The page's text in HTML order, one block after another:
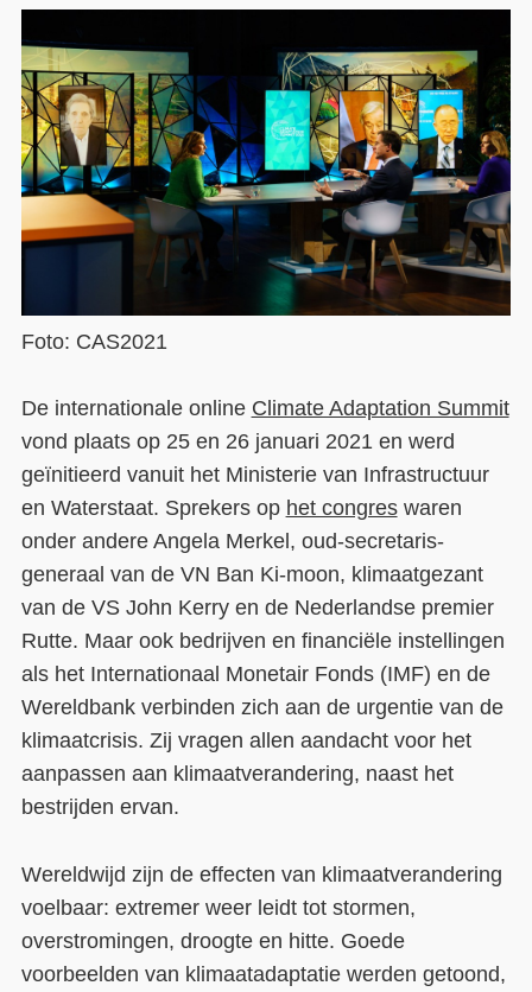
Foto: CAS2021
De internationale online Climate Adaptation Summit
vond plaats op 25 en 26 januari 2021 en werd
geïnitieerd vanuit het Ministerie van Infrastructuur
en Waterstaat. Sprekers op het congreswaren
onder andere Angela Merkel, oud-secretaris-
generaal van de VN Ban Ki-moon, klimaatgezant
van de VS John Kerry en de Nederlandse premier
Rutte. Maar ook bedrijven en financiële instellingen
als het Internationaal Monetair Fonds (IMF) en de
Wereldbank verbinden zich aan de urgentie van de
klimaatcrisis. Zij vragen allen aandacht voor het
aanpassen aan klimaatverandering, naast het
bestrijden ervan.
Wereldwijd zijn de effecten van klimaatverandering
voelbaar: extremer weer leidt tot stormen,
overstromingen, droogte en hitte. Goede
voorbeelden van klimaatadaptatie werden getoond,
LIFE-IP Klimaatadaptatie
Weerbaar Dommelland